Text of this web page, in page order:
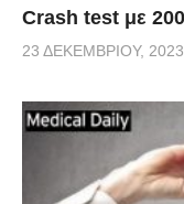
Crash test με
23 ΔΕΚΕΜΒΡΊΟΥ, 2023